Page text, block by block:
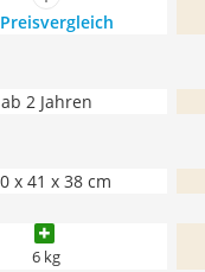
Preis­vergleich
ab 2 Jahren
x 41 x 38 cm
6 kg